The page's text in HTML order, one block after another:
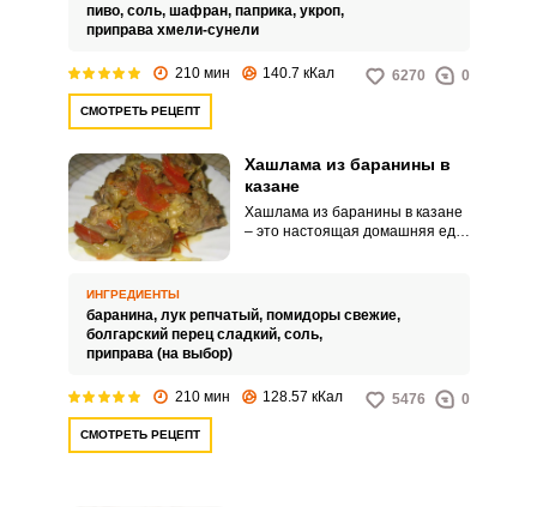
молодой баранины и для
получения насыщенного вкуса
пиво, соль, шафран, паприка, укроп,
приправа хмели-сунели
210 мин 140.7 кКал 6270 0
СМОТРЕТЬ РЕЦЕПТ
Хашлама из баранины в
казане
Хашлама из баранины в казане
– это настоящая домашняя еда.
ИНГРЕДИЕНТЫ
баранина, лук репчатый, помидоры свежие,
болгарский перец сладкий, соль,
приправа (на выбор)
210 мин 128.57 кКал 5476 0
СМОТРЕТЬ РЕЦЕПТ